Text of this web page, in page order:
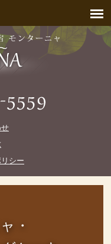
シー
・